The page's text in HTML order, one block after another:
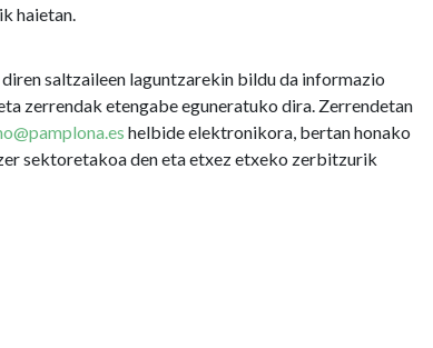
haietan.
saltzaileen laguntzarekin bildu da informazio
zerrendak etengabe eguneratuko dira. Zerrendetan
helbide elektronikora, bertan honako
sektoretakoa den eta etxez etxeko zerbitzurik